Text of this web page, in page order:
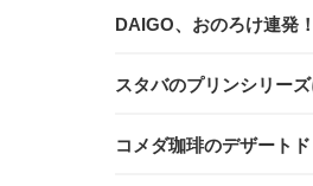
DAIGO、おのろけ連発
スタバのプリンシリー
コメダ珈琲のデザート